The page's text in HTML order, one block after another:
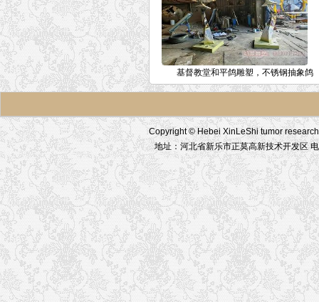
基督教堂和平鸽雕塑，不锈钢抽象鸽
Copyright © Hebei XinLeShi tumor
地址：河北省新乐市正莫高新技术开发区